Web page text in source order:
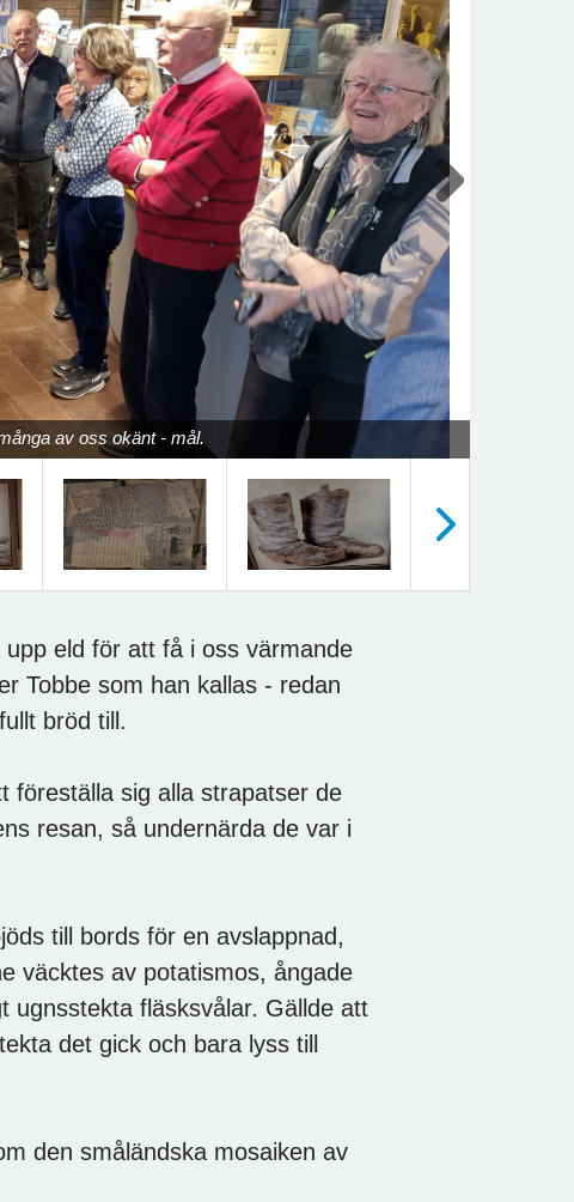
av oss okänt - mål.
Next
eld för att få i oss värmande
Tobbe som han kallas - redan
bröd till.
föreställa sig alla strapatser de
resan, så undernärda de var i
till bords för en avslappnad,
väcktes av potatismos, ångade
ugnsstekta fläsksvålar. Gällde att
det gick och bara lyss till
den småländska mosaiken av